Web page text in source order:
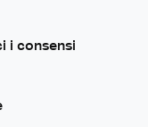
i consensi